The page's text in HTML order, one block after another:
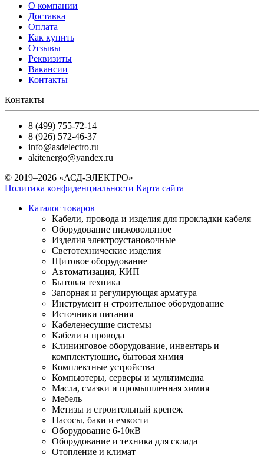
О компании
Доставка
Оплата
Как купить
Отзывы
Реквизиты
Вакансии
Контакты
Контакты
8 (499) 755-72-14
8 (926) 572-46-37
info@asdelectro.ru
akitenergo@yandex.ru
© 2019–2026 «АСД-ЭЛЕКТРО»
Политика конфиденциальности Карта сайта
Каталог товаров
Кабели, провода и изделия для прокладки кабеля
Оборудование низковольтное
Изделия электроустановочные
Светотехнические изделия
Щитовое оборудование
Автоматизация, КИП
Бытовая техника
Запорная и регулирующая арматура
Инструмент и строительное оборудование
Источники питания
Кабеленесущие системы
Кабели и провода
Клининговое оборудование, инвентарь и
комплектующие, бытовая химия
Комплектные устройства
Компьютеры, серверы и мультимедиа
Масла, смазки и промышленная химия
Мебель
Метизы и строительный крепеж
Насосы, баки и емкости
Оборудование 6-10кВ
Оборудование и техника для склада
Отопление и климат